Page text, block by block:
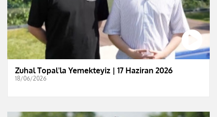
Zuhal Topal'la Yemekteyiz | 17 Haziran 2026
18/06/2026